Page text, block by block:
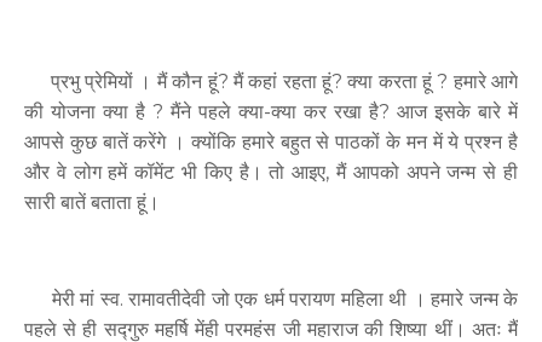
प्रभु प्रेमियों । मैं कौन हूं? मैं कहां रहता हूं? क्या करता हूं ? हमारे आगे
की योजना क्या है ? मैंने पहले क्या-क्या कर रखा है? आज इसके बारे में
आपसे कुछ बातें करेंगे । क्योंकि हमारे बहुत से पाठकों के मन में ये प्रश्न है
और वे लोग हमें कॉमेंट भी किए है। तो आइए, मैं आपको अपने जन्म से ही
सारी बातें बताता हूं।
मेरी मां स्व. रामावतीदेवी जो एक धर्म परायण महिला थी । हमारे जन्म के
पहले से ही सद्गुरु महर्षि मेंही परमहंस जी महाराज की शिष्या थीं। अतः मैं